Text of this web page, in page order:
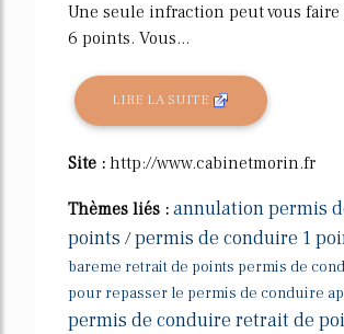
Une seule infraction peut vous
6 points. Vous...
LIRE LA SUITE
Site : http://www.cabinetmorin.fr
Thèmes liés : annulation permis
points /permis de conduire 1
bareme retrait de points permis de
pour repasser le permis de conduire
permis de conduire retrait de